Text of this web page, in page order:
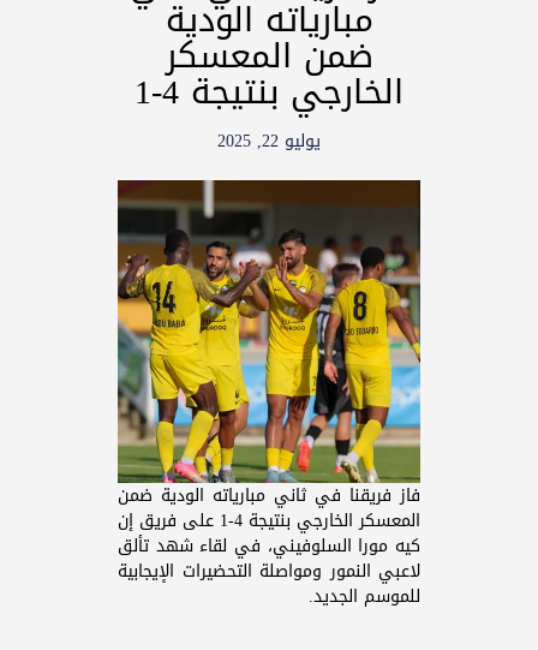
مبارياته الودية
ضمن المعسكر
الخارجي بنتيجة 4-1
يوليو 22, 2025
فاز فريقنا في ثاني مبارياته الودية ضمن
المعسكر الخارجي بنتيجة 4-1 على فريق إن
كيه مورا السلوفيني، في لقاء شهد تألق
لاعبي النمور ومواصلة التحضيرات الإيجابية
للموسم الجديد.